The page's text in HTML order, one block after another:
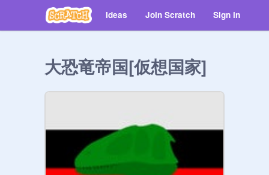
Ideas Join Scratch Sign in
大恐竜帝国[仮想国家]